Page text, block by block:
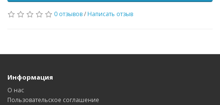
0 отзывов/ Написать отзыв
Информация
О нас
Пользовательское соглашение